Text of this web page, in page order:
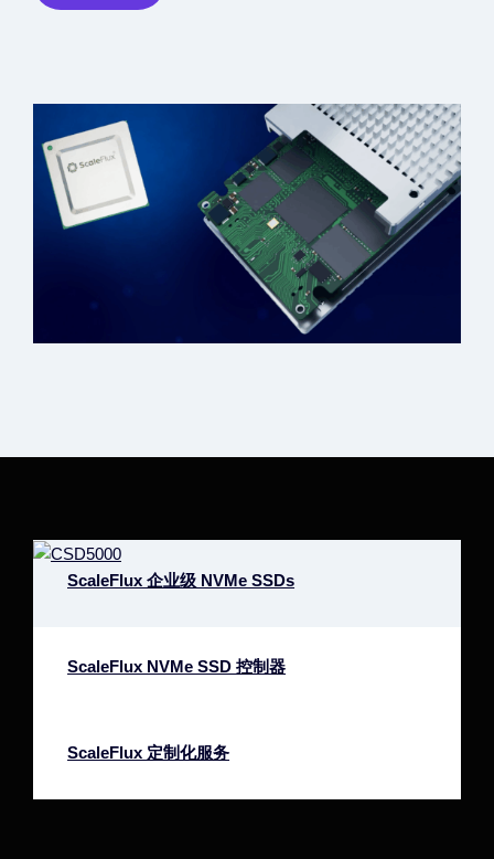
ScaleFlux 企业级 NVMe SSDs
ScaleFlux NVMe SSD 控制器
ScaleFlux 定制化服务